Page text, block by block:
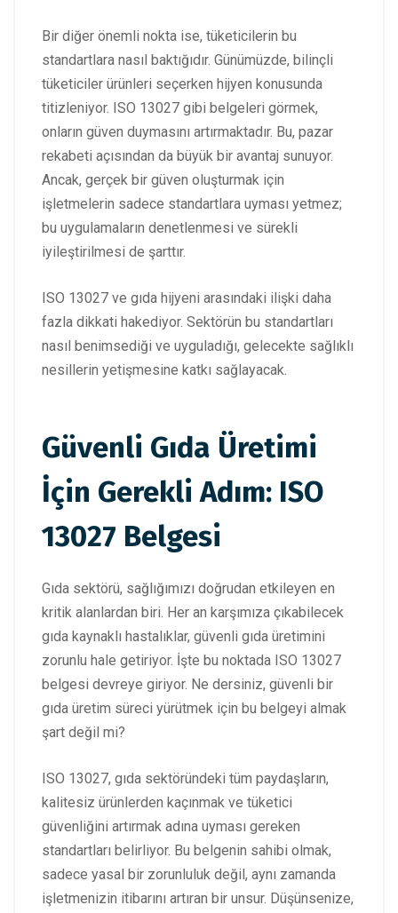
Bir diğer önemli nokta ise, tüketicilerin bu
standartlara nasıl baktığıdır. Günümüzde, bilinçli
tüketiciler ürünleri seçerken hijyen konusunda
titizleniyor. ISO 13027 gibi belgeleri görmek,
onların güven duymasını artırmaktadır. Bu, pazar
rekabeti açısından da büyük bir avantaj sunuyor.
Ancak, gerçek bir güven oluşturmak için
işletmelerin sadece standartlara uyması yetmez;
bu uygulamaların denetlenmesi ve sürekli
iyileştirilmesi de şarttır.
ISO 13027 ve gıda hijyeni arasındaki ilişki daha
fazla dikkati hakediyor. Sektörün bu standartları
nasıl benimsediği ve uyguladığı, gelecekte sağlıklı
nesillerin yetişmesine katkı sağlayacak.
Güvenli Gıda Üretimi
İçin Gerekli Adım: ISO
13027 Belgesi
Gıda sektörü, sağlığımızı doğrudan etkileyen en
kritik alanlardan biri. Her an karşımıza çıkabilecek
gıda kaynaklı hastalıklar, güvenli gıda üretimini
zorunlu hale getiriyor. İşte bu noktada ISO 13027
belgesi devreye giriyor. Ne dersiniz, güvenli bir
gıda üretim süreci yürütmek için bu belgeyi almak
şart değil mi?
ISO 13027, gıda sektöründeki tüm paydaşların,
kalitesiz ürünlerden kaçınmak ve tüketici
güvenliğini artırmak adına uyması gereken
standartları belirliyor. Bu belgenin sahibi olmak,
sadece yasal bir zorunluluk değil, aynı zamanda
işletmenizin itibarını artıran bir unsur. Düşünsenize,